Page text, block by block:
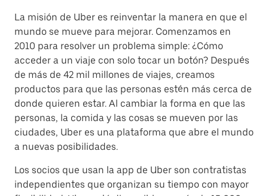
La misión de Uber es reinventar la manera en que el
mundo se mueve para mejorar. Comenzamos en
2010 para resolver un problema simple: ¿Cómo
acceder a un viaje con solo tocar un botón? Después
de más de 42 mil millones de viajes, creamos
productos para que las personas estén más cerca de
donde quieren estar. Al cambiar la forma en que las
personas, la comida y las cosas se mueven por las
ciudades, Uber es una plataforma que abre el mundo
a nuevas posibilidades.
Los socios que usan la app de Uber son contratistas
independientes que organizan su tiempo con mayor